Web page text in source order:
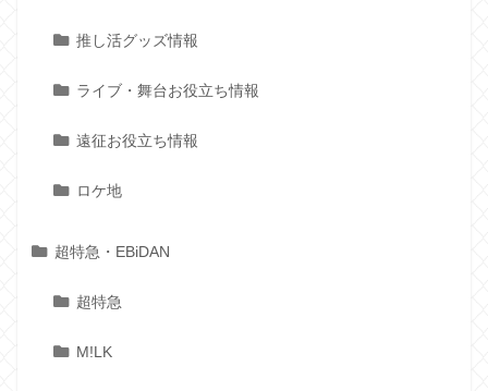
推し活グッズ情報
ライブ・舞台お役立ち情報
遠征お役立ち情報
ロケ地
超特急・EBiDAN
超特急
M!LK